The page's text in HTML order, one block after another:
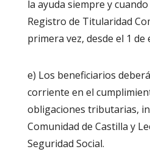
la ayuda siempre y
Registro de Titularidad
primera vez, desde el 1 de
e) Los beneficiarios
corriente en el
obligaciones tributarias,
Comunidad de Castilla y
Seguridad Social.